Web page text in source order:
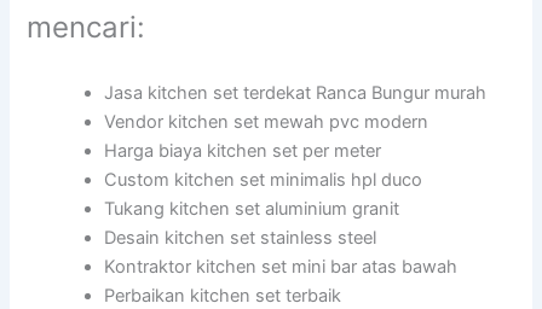
mencari:
Jasa kitchen set terdekat Ranca Bungur murah
Vendor kitchen set mewah pvc modern
Harga biaya kitchen set per meter
Custom kitchen set minimalis hpl duco
Tukang kitchen set aluminium granit
Desain kitchen set stainless steel
Kontraktor kitchen set mini bar atas bawah
Perbaikan kitchen set terbaik